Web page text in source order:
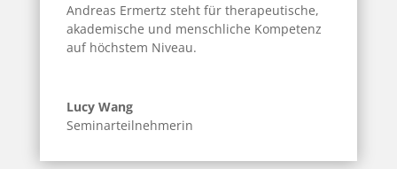
Andreas Ermertz steht für therapeutische,
akademische und menschliche Kompetenz
auf höchstem Niveau.
Lucy Wang
Seminarteilnehmerin